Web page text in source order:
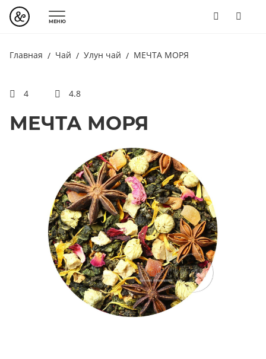
МЕНЮ
Главная Чай Улун чай МЕЧТА МОРЯ
4 4.8
МЕЧТА МОРЯ